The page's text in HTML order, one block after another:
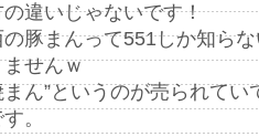
違いじゃないです！
豚まんって551しか知ら
せんｗ
まん”というのが売られて
。